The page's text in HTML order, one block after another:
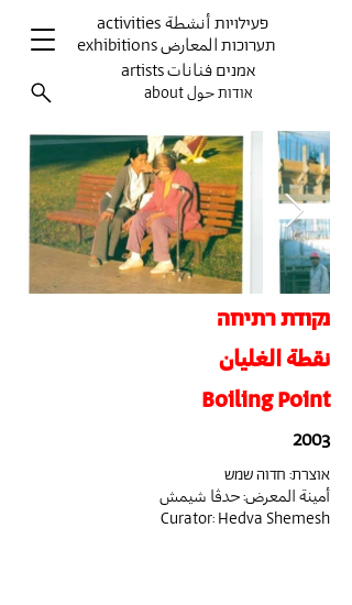
activities פעילויות أنشطة
exhibitions תערוכות المعارض
artists אמנים فنانات
about אודות حول
נקודת רתיחה
نقطة الغليان
Boiling Point
2003
אוצרת: חדוה שמש
أمينة المعرض: حدڤا شيمش
Curator: Hedva Shemesh